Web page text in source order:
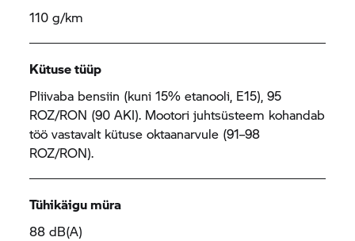
110 g/km
Kütuse tüüp
Pliivaba bensiin (kuni 15% etanooli, E15), 95
ROZ/RON (90 AKI). Mootori juhtsüsteem kohandab
töö vastavalt kütuse oktaanarvule (91–98
ROZ/RON).
Tühikäigu müra
88 dB(A)